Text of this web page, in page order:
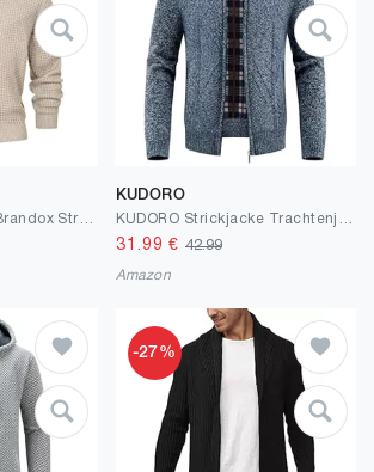
Indicode Herren INBrandox Strickjacke mit Schalkragen und Knopfleiste | Fein-Strick Cardigan für Männer
KUDORO
31.99 € 42.99
Amazon
-27%